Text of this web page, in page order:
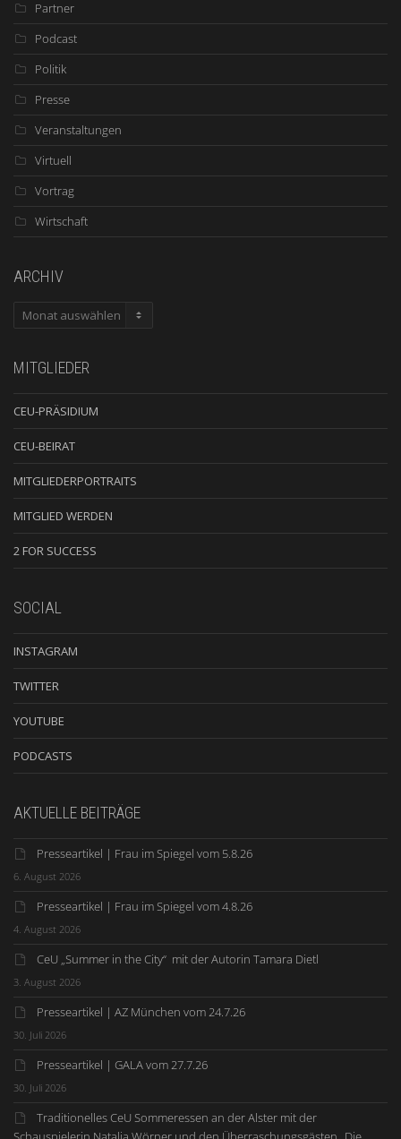
Partner
Podcast
Politik
Presse
Veranstaltungen
Virtuell
Vortrag
Wirtschaft
ARCHIV
ARCHIV
MITGLIEDER
CEU-PRÄSIDIUM
CEU-BEIRAT
MITGLIEDERPORTRAITS
MITGLIED WERDEN
2 FOR SUCCESS
SOCIAL
INSTAGRAM
TWITTER
YOUTUBE
PODCASTS
AKTUELLE BEITRÄGE
Presseartikel | Frau im Spiegel vom 5.8.26
6. August 2026
Presseartikel | Frau im Spiegel vom 4.8.26
4. August 2026
CeU „Summer in the City“ mit der Autorin Tamara Dietl
3. August 2026
Presseartikel | AZ München vom 24.7.26
30. Juli 2026
Presseartikel | GALA vom 27.7.26
30. Juli 2026
Traditionelles CeU Sommeressen an der Alster mit der